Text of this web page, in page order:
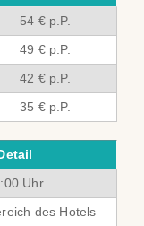
54 € p.P.
49 € p.P.
42 € p.P.
35 € p.P.
Uhr
des Hotels